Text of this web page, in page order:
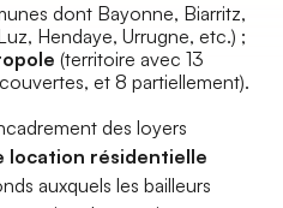
dont Bayonne, Biarritz,
Hendaye, Urrugne, etc.) ;
(territoire avec 13
et 8 partiellement).
des loyers
location résidentielle
auxquels les bailleurs